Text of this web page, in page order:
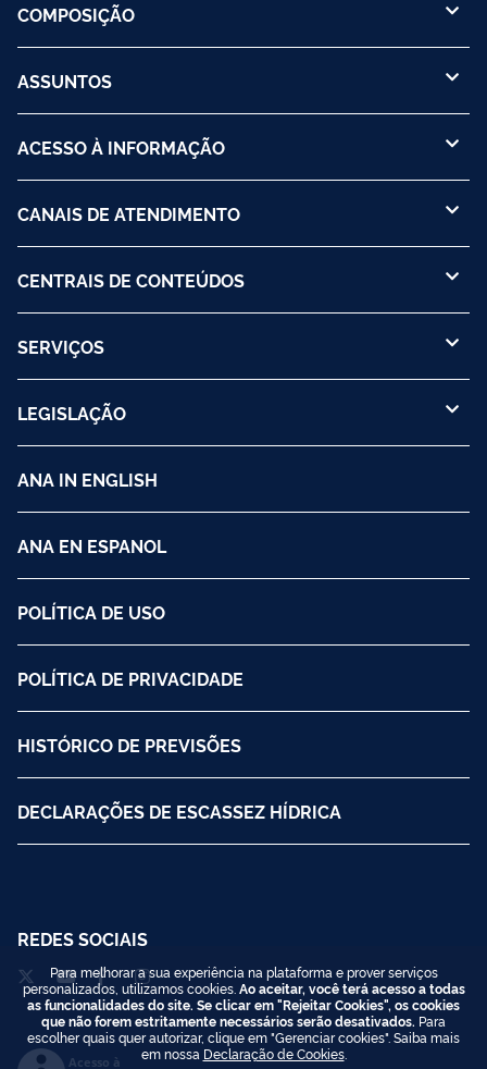
COMPOSIÇÃO
ASSUNTOS
ACESSO À INFORMAÇÃO
CANAIS DE ATENDIMENTO
CENTRAIS DE CONTEÚDOS
SERVIÇOS
LEGISLAÇÃO
ANA IN ENGLISH
ANA EN ESPANOL
POLÍTICA DE USO
POLÍTICA DE PRIVACIDADE
HISTÓRICO DE PREVISÕES
DECLARAÇÕES DE ESCASSEZ HÍDRICA
REDES SOCIAIS
Acesso à
Para melhorar a sua experiência na plataforma e prover serviços
personalizados, utilizamos cookies. Ao aceitar, você terá acesso a todas
as funcionalidades do site. Se clicar em "Rejeitar Cookies", os cookies
que não forem estritamente necessários serão desativados. Para
escolher quais quer autorizar, clique em "Gerenciar cookies". Saiba mais
em nossa Declaração de Cookies.